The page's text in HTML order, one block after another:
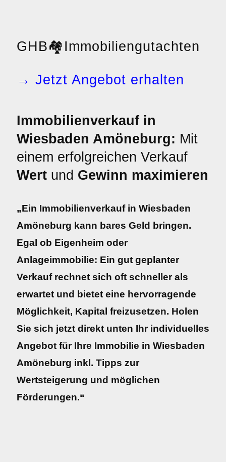
GHB🏘️ Immobiliengutachten
→ Jetzt Angebot erhalten
Immobilienverkauf in
Wiesbaden Amöneburg: Mit
einem erfolgreichen Verkauf
Wert und Gewinn maximieren
„Ein Immobilienverkauf in Wiesbaden
Amöneburg kann bares Geld bringen.
Egal ob Eigenheim oder
Anlageimmobilie: Ein gut geplanter
Verkauf rechnet sich oft schneller als
erwartet und bietet eine hervorragende
Möglichkeit, Kapital freizusetzen. Holen
Sie sich jetzt direkt unten Ihr individuelles
Angebot für Ihre Immobilie in Wiesbaden
Amöneburg inkl. Tipps zur
Wertsteigerung und möglichen
Förderungen.“